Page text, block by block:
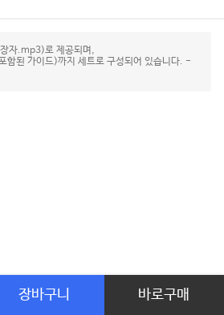
자.mp3)로 제공되며,
함된 가이드)까지 세트로 구성되어 있습니다. -
장바구니 바로구매